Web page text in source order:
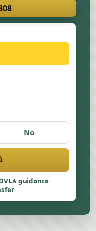
No
DVLA guidance